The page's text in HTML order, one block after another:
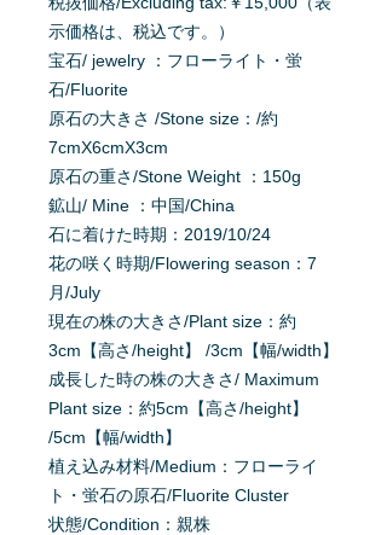
示価格は、税込です。）
宝石/ jewelry ：フローライト・蛍
石/Fluorite
原石の大きさ /Stone size：/約
7cmX6cmX3cm
原石の重さ/Stone Weight ：150g
鉱山/ Mine ：中国/China
石に着けた時期：2019/10/24
花の咲く時期/Flowering season：7
月/July
現在の株の大きさ/Plant size：約
3cm【高さ/height】 /3cm【幅/width】
成長した時の株の大きさ/ Maximum
Plant size：約5cm【高さ/height】
/5cm【幅/width】
植え込み材料/Medium：フローライ
ト・蛍石の原石/Fluorite Cluster
状態/Condition：親株